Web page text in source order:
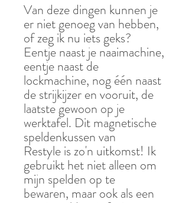
Van deze dingen kunnen je
er niet genoeg van hebben,
of zeg ik nu iets geks?
Eentje naast je naaimachine,
eentje naast de
lockmachine, nog één naast
de strijkijzer en vooruit, de
laatste gewoon op je
werktafel. Dit magnetische
speldenkussen van
Restyle is zo'n uitkomst! Ik
gebruikt het niet alleen om
mijn spelden op te
bewaren, maar ook als een